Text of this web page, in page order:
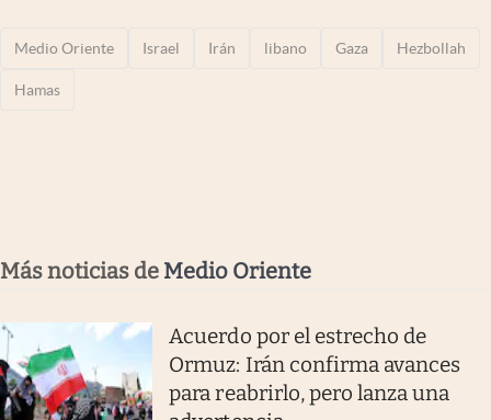
Medio Oriente Israel Irán libano Gaza Hezbollah
Hamas
Más noticias de Medio Oriente
Acuerdo por el estrecho de
Ormuz: Irán confirma avances
para reabrirlo, pero lanza una